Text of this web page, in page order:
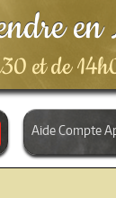
en
et de
Aide Compte